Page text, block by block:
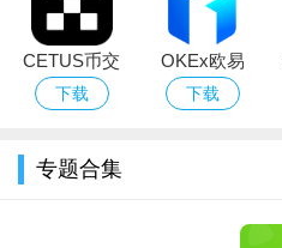
腾讯动漫 ★★★★★
动漫之家 ★★★★☆
可乐漫画
CETUS币交
易所app下载
下载
OKEx欧易
app下载最新
下载
专题合集